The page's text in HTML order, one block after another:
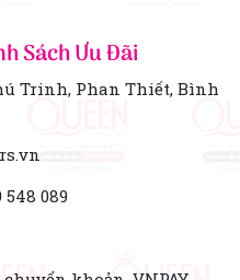
Sách Ưu Đãi
Trinh, Phan Thiết, Bình
548 089